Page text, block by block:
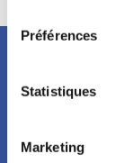
Préférences
Statistiques
Marketing
Abonnez-vous